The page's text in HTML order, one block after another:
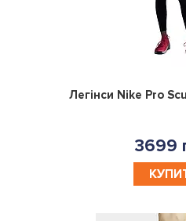
Легінси Nike Pro
3699